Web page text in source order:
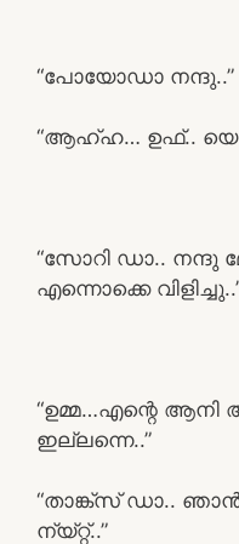
“പോയോഡാ നന്ദു..”
“ആഹ്ഹ… ഉഫ്..
“സോറി ഡാ.. നന്ദു
എന്നൊക്കെ
“ഉമ്മ…എന്റെ ആനി
ഇല്ലന്നെ..”
“താങ്ക്സ് ഡാ..
ന്യ്റ്റ്..”